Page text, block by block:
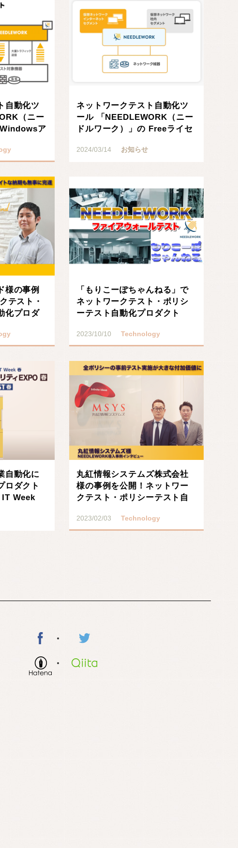
自動化ツ
（ニー
ア
ネットワークテスト自動化ツ
ール 「NEEDLEWORK（ニー
ドルワーク）」の Freeライセ
2024/03/14 お知らせ
様の事例
テスト・
化プロダ
「もりこーぽちゃんねる」で
ネットワークテスト・ポリシ
ーテスト自動化プロダクト
2023/10/10 Technology
自動化に
ロダクト
IT Week
丸紅情報システムズ株式会社
様の事例を公開！ネットワー
クテスト・ポリシーテスト自
2023/02/03 Technology